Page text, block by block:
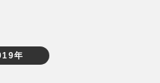
年